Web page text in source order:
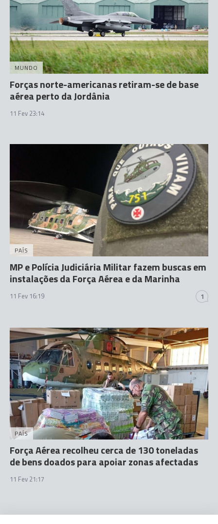
MUNDO
Forças norte-americanas retiram-se de base
aérea perto da Jordânia
11 Fev 23:14
PAÍS
MP e Polícia Judiciária Militar fazem buscas em
instalações da Força Aérea e da Marinha
11 Fev 16:19 1
PAÍS
Força Aérea recolheu cerca de 130 toneladas
de bens doados para apoiar zonas afectadas
11 Fev 21:17